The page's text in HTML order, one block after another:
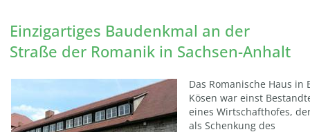
Einzigartiges Baudenkmal an der
Straße der Romanik in Sachsen-Anhalt
Das Romanische Haus in
Kösen war einst
eines Wirtschafthofes,
als Schenkung des